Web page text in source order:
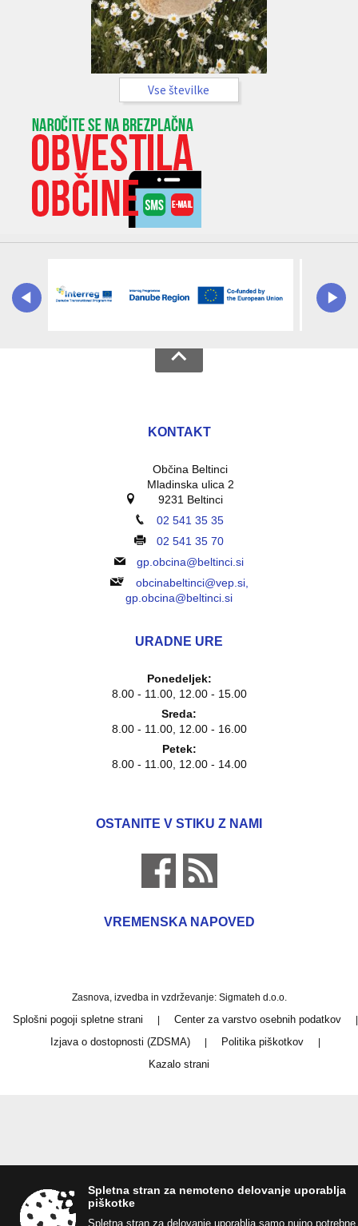
Vse številke
KONTAKT
Občina Beltinci
Mladinska ulica 2
9231 Beltinci
02 541 35 35
02 541 35 70
gp.obcina@beltinci.si
obcinabeltinci@vep.si,
gp.obcina@beltinci.si
URADNE URE
Ponedeljek:
8.00 - 11.00, 12.00 - 15.00
Sreda:
8.00 - 11.00, 12.00 - 16.00
Petek:
8.00 - 11.00, 12.00 - 14.00
OSTANITE V STIKU Z NAMI
VREMENSKA NAPOVED
Zasnova, izvedba in vzdrževanje: Sigmateh d.o.o.
Splošni pogoji spletne strani Center za varstvo osebnih podatkov
Izjava o dostopnosti (ZDSMA) Politika piškotkov
Kazalo strani
Spletna stran za nemoteno delovanje uporablja
piškotke
Spletna stran za delovanje uporablja samo nujno potrebne